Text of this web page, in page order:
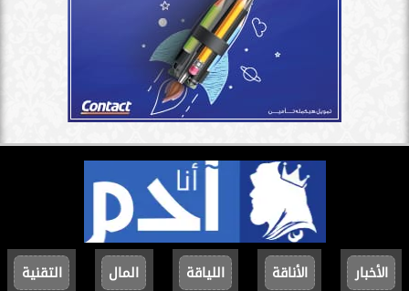
الأخبار الأناقة اللياقة المال
التقنية